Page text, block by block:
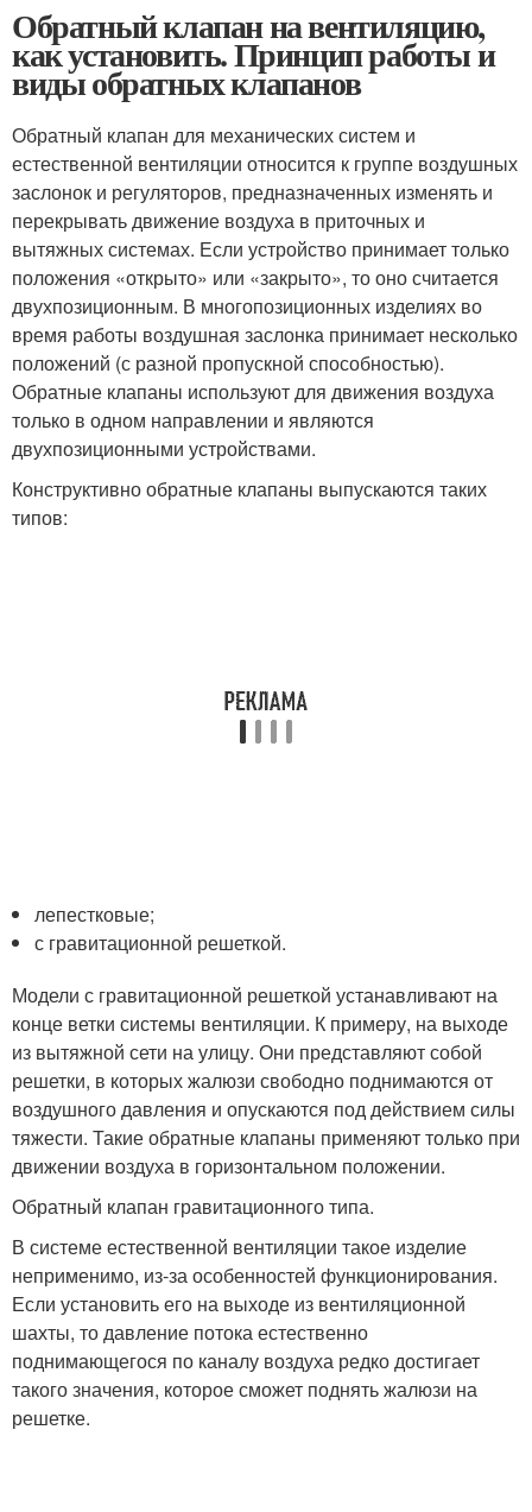
Обратный клапан на вентиляцию,
как установить. Принцип работы и
виды обратных клапанов
Обратный клапан для механических систем и
естественной вентиляции относится к группе воздушных
заслонок и регуляторов, предназначенных изменять и
перекрывать движение воздуха в приточных и
вытяжных системах. Если устройство принимает только
положения «открыто» или «закрыто», то оно считается
двухпозиционным. В многопозиционных изделиях во
время работы воздушная заслонка принимает несколько
положений (с разной пропускной способностью).
Обратные клапаны используют для движения воздуха
только в одном направлении и являются
двухпозиционными устройствами.
Конструктивно обратные клапаны выпускаются таких
типов:
лепестковые;
с гравитационной решеткой.
Модели с гравитационной решеткой устанавливают на
конце ветки системы вентиляции. К примеру, на выходе
из вытяжной сети на улицу. Они представляют собой
решетки, в которых жалюзи свободно поднимаются от
воздушного давления и опускаются под действием силы
тяжести. Такие обратные клапаны применяют только при
движении воздуха в горизонтальном положении.
Обратный клапан гравитационного типа.
В системе естественной вентиляции такое изделие
неприменимо, из-за особенностей функционирования.
Если установить его на выходе из вентиляционной
шахты, то давление потока естественно
поднимающегося по каналу воздуха редко достигает
такого значения, которое сможет поднять жалюзи на
решетке.